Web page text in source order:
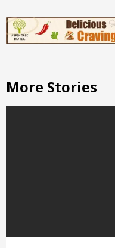
More Stories